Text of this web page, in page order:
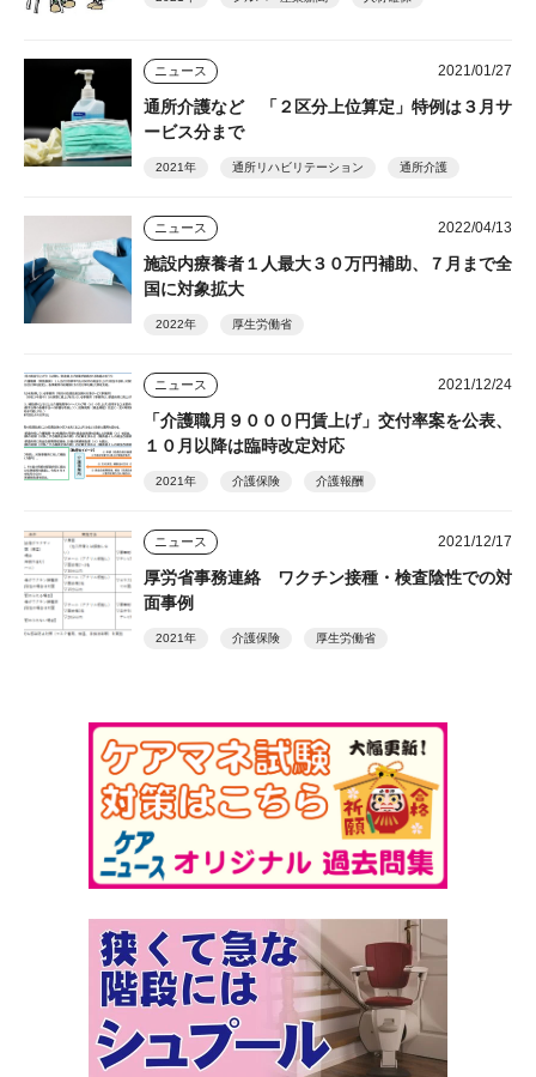
ニュース 2021/01/27
通所介護など 「２区分上位算定」特例は３月サ
ービス分まで
2021年 通所リハビリテーション 通所介護
ニュース 2022/04/13
施設内療養者１人最大３０万円補助、７月まで全
国に対象拡大
2022年 厚生労働省
ニュース 2021/12/24
「介護職月９０００円賃上げ」交付率案を公表、
１０月以降は臨時改定対応
2021年 介護保険 介護報酬
ニュース 2021/12/17
厚労省事務連絡 ワクチン接種・検査陰性での対
面事例
2021年 介護保険 厚生労働省